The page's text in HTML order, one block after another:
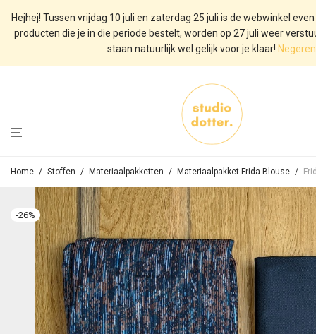
Hejhej! Tussen vrijdag 10 juli en zaterdag 25 juli is de webwinkel
producten die je in die periode bestelt, worden op 27 juli weer
staan natuurlijk wel gelijk voor je klaar! Negeren
Home / Stoffen / Materiaalpakketten / Materiaalpakket Frida Blouse /
-26%